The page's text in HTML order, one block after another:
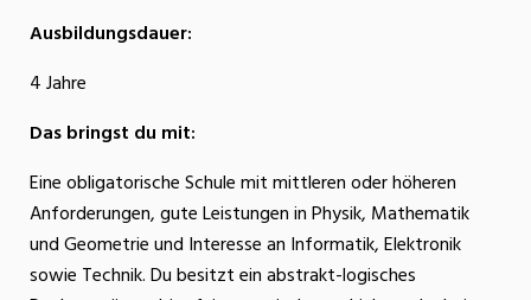
Ausbildungsdauer:
4 Jahre
Das bringst du mit:
Eine obligatorische Schule mit mittleren oder höheren
Anforderungen, gute Leistungen in Physik, Mathematik
und Geometrie und Interesse an Informatik, Elektronik
sowie Technik. Du besitzt ein abstrakt-logisches